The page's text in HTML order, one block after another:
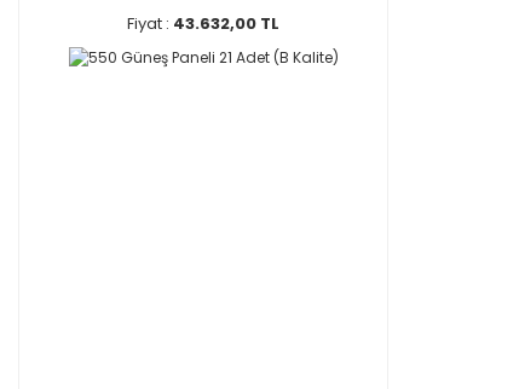
Fiyat : 43.632,00 TL